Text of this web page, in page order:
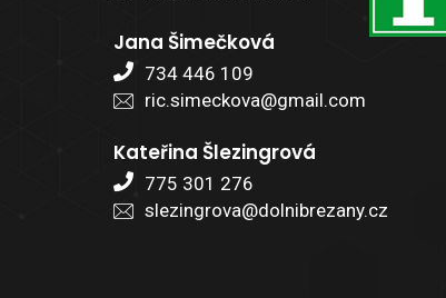
Jana Šimečková
734 446 109
ric.simeckova@gmail.com
Kateřina Šlezingrová
775 301 276
slezingrova@dolnibrezany.cz